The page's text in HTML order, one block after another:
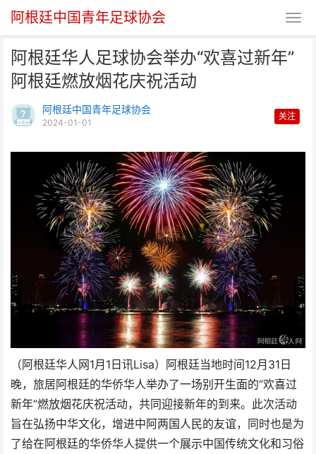
阿根廷中国青年足球协会
阿根廷华人足球协会举办“欢喜过新年”
阿根廷燃放烟花庆祝活动
阿根廷中国青年足球协会
2024-01-01
关注
（阿根廷华人网1月1日讯Lisa）阿根廷当地时间12月31日
晚，旅居阿根廷的华侨华人举办了一场别开生面的“欢喜过
新年”燃放烟花庆祝活动，共同迎接新年的到来。此次活动
旨在弘扬中华文化，增进中阿两国人民的友谊，同时也是为
了给在阿根廷的华侨华人提供一个展示中国传统文化和习俗
阿根廷华人足球协会举办“欢喜过
新年”阿根廷燃放烟花庆